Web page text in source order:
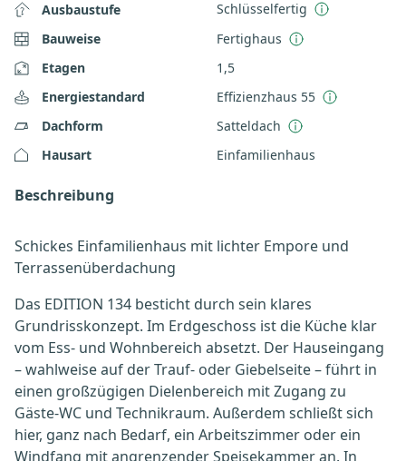
Ausbaustufe
Schlüsselfertig
Bauweise
Fertighaus
Etagen
1,5
Energiestandard
Effizienzhaus 55
Dachform
Satteldach
Hausart
Einfamilienhaus
Beschreibung
Schickes Einfamilienhaus mit lichter Empore und
Terrassenüberdachung
Das EDITION 134 besticht durch sein klares
Grundrisskonzept. Im Erdgeschoss ist die Küche klar
vom Ess- und Wohnbereich absetzt. Der Hauseingang
– wahlweise auf der Trauf- oder Giebelseite – führt in
einen großzügigen Dielenbereich mit Zugang zu
Gäste-WC und Technikraum. Außerdem schließt sich
hier, ganz nach Bedarf, ein Arbeitszimmer oder ein
Windfang mit angrenzender Speisekammer an. In